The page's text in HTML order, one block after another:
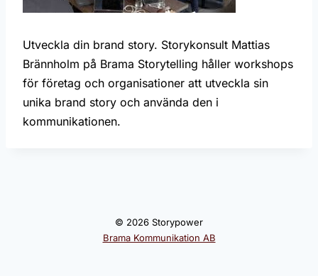
Utveckla din brand story. Storykonsult Mattias
Brännholm på Brama Storytelling håller workshops
för företag och organisationer att utveckla sin
unika brand story och använda den i
kommunikationen.
© 2026 Storypower
Brama Kommunikation AB